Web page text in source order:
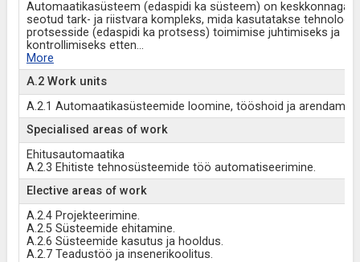
Automaatikasüsteem (edaspidi ka süsteem) on keskkonnaga
seotud tark- ja riistvara kompleks, mida kasutatakse
protsesside (edaspidi ka protsess) toimimise juhtimiseks ja
kontrollimiseks etten...
More
A.2 Work units
A.2.1 Automaatikasüsteemide loomine, tööshoid ja
Specialised areas of work
Ehitusautomaatika
A.2.3 Ehitiste tehnosüsteemide töö automatiseerimine.
Elective areas of work
A.2.4 Projekteerimine.
A.2.5 Süsteemide ehitamine.
A.2.6 Süsteemide kasutus ja hooldus.
A.2.7 Teadustöö ja insenerikoolitus.